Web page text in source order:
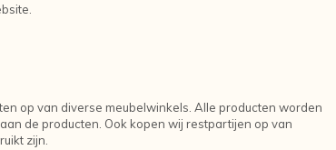
op van diverse meubelwinkels. Alle producten worden
de producten. Ook kopen wij restpartijen op van
zijn.